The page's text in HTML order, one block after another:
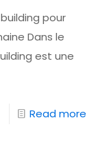
pour
Dans le
est une
Read more